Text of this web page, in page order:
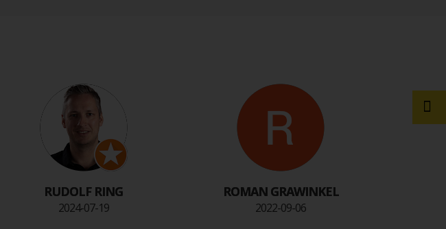
RUDOLF RING
2024-07-19
ROMAN GRAWINKEL
2022-09-06